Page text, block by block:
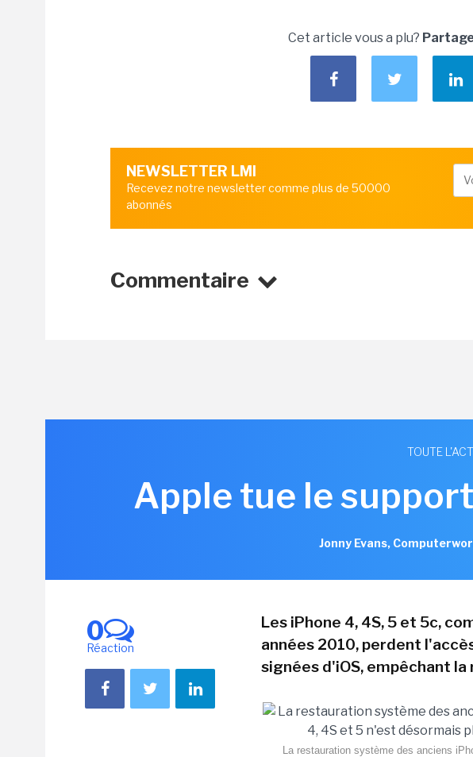
Cet article vous a plu?
NEWSLETTER LMI
Recevez notre newsletter comme plus de 50000
abonnés
Commentaire
TOUTE
Apple tue le
Jonny Evans,
0
Réaction
Les iPhone 4, 4S, 5 et 5c,
années 2010, perdent
signées d'iOS, empêchant
La restauration système des anciens